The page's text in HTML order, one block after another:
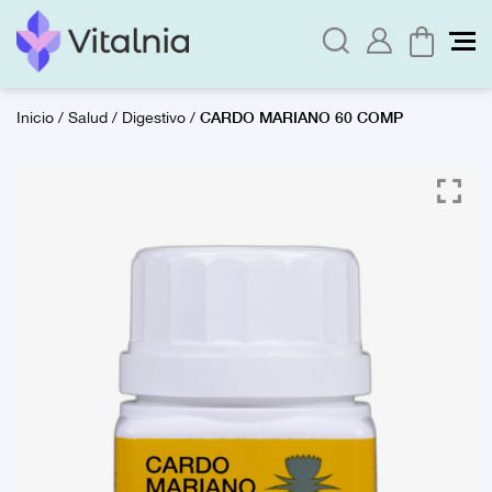
Inicio/Salud/ Digestivo/ CARDO MARIANO 60 COMP